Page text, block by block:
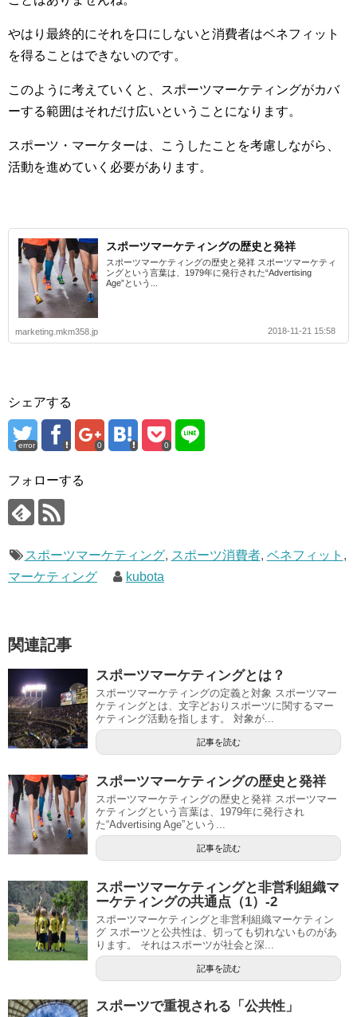
やはり最終的にそれを口にしないと消費者はベネフィット
を得ることはできないのです。
このように考えていくと、スポーツマーケティングがカバ
ーする範囲はそれだけ広いということになります。
スポーツ・マーケターは、こうしたことを考慮しながら、
活動を進めていく必要があります。
スポーツマーケティングの歴史と発祥
スポーツマーケティングの歴史と発祥 スポーツマーケティ
ングという言葉は、1979年に発行された“Advertising
Age”という...
marketing.mkm358.jp 2018-11-21 15:58
シェアする
error 0 0
フォローする
スポーツマーケティング, スポーツ消費者, ベネフィット ,
マーケティング
kubota
関連記事
スポーツマーケティングとは？
スポーツマーケティングの定義と対象 スポーツマー
ケティングとは、文字どおりスポーツに関するマー
ケティング活動を指します。 対象が...
記事を読む
スポーツマーケティングの歴史と発祥
スポーツマーケティングの歴史と発祥 スポーツマー
ケティングという言葉は、1979年に発行され
た“Advertising Age”という...
記事を読む
スポーツマーケティングと非営利組織マ
ーケティングの共通点（1）-2
スポーツマーケティングと非営利組織マーケティン
グ スポーツと公共性は、切っても切れないものがあ
ります。 それはスポーツが社会と深...
記事を読む
スポーツで重視される「公共性」